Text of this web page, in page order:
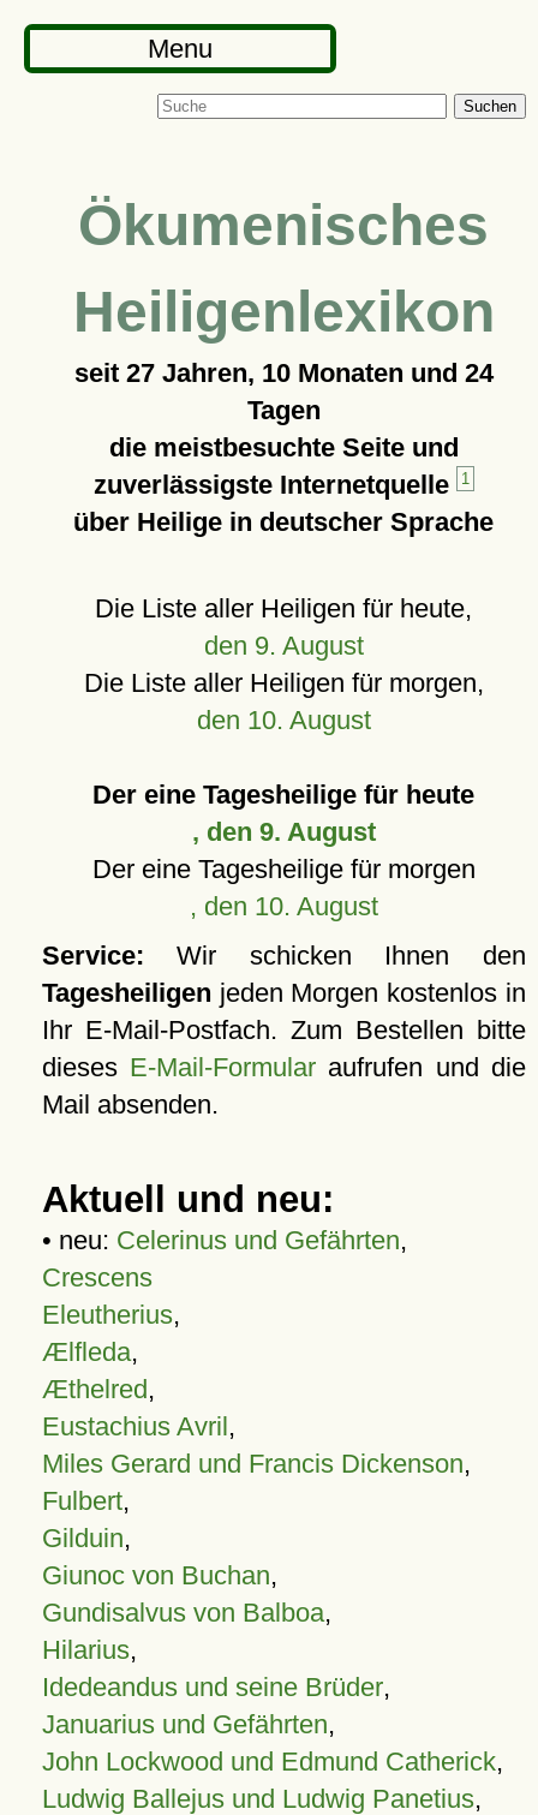
Menu
Suchen
Ökumenisches
Heiligenlexikon
seit 27 Jahren, 10 Monaten und 24
Tagen
die meistbesuchte Seite und
zuverlässigste Internetquelle
1
über Heilige in deutscher Sprache
Die Liste aller Heiligen für heute,
den 9. August
Die Liste aller Heiligen für morgen,
den 10. August
Der eine Tagesheilige für heute
, den 9. August
Der eine Tagesheilige für morgen
, den 10. August
Service: Wir schicken Ihnen den
Tagesheiligen jeden Morgen kostenlos in
Ihr E-Mail-Postfach. Zum Bestellen bitte
dieses E-Mail-Formular aufrufen und die
Mail absenden.
Aktuell und neu:
• neu: Celerinus und Gefährten,
Crescens
Eleutherius,
Ælfleda,
Æthelred,
Eustachius Avril,
Miles Gerard und Francis Dickenson,
Fulbert,
Gilduin,
Giunoc von Buchan,
Gundisalvus von Balboa,
Hilarius,
Idedeandus und seine Brüder,
Januarius und Gefährten,
John Lockwood und Edmund Catherick,
Ludwig Ballejus und Ludwig Panetius,